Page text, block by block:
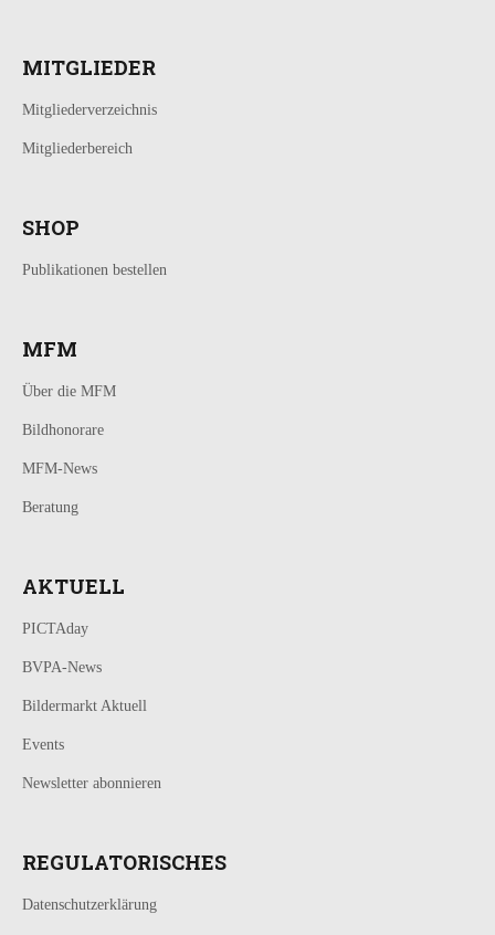
MITGLIEDER
Mitgliederverzeichnis
Mitgliederbereich
SHOP
Publikationen bestellen
MFM
Über die MFM
Bildhonorare
MFM-News
Beratung
AKTUELL
PICTAday
BVPA-News
Bildermarkt Aktuell
Events
Newsletter abonnieren
REGULATORISCHES
Datenschutzerklärung